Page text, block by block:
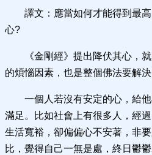
譯文：應當如何才能得到最
心?
《金剛經》提出降伏其心，
的煩惱因素，也是整個佛法要解決
一個人若沒有安定的心，給
滿足。比如社會上有很多人，經
生活寬裕，卻偏偏心不安著，非
比，覺得自己一無是處，終日鬱鬱